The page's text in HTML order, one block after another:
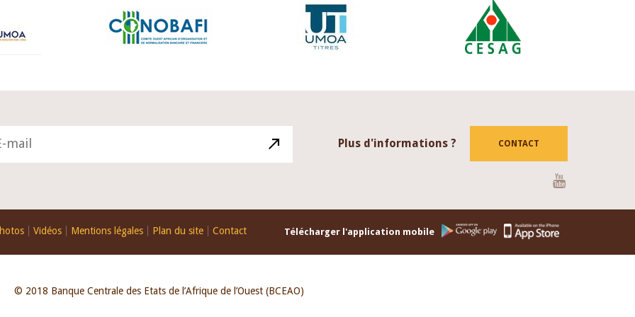
Plus d'informations ? CONTACT
Vidéos Mentions légales Plan du site Contact Télécharger l'application mobile
© 2018 Banque Centrale des Etats de l’Afrique de l’Ouest (BCEAO)